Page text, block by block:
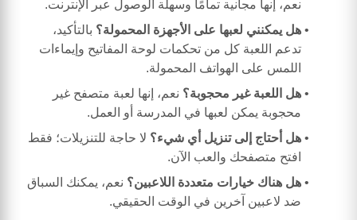
نعم، إنها مجانية تمامًا وسهلة الوصول عبر الإنترنت.
هل يمكنني لعبها على الأجهزة المحمولة؟ بالتأكيد،
تدعم اللعبة كل من تحكمات لوحة المفاتيح وإيماءات
اللمس على الهواتف المحمولة.
هل اللعبة غير محجوبة؟ نعم، إنها لعبة متصفح غير
محجوبة يمكن لعبها في المدرسة أو العمل.
هل أحتاج إلى تنزيل أي شيء؟ لا حاجة للتنزيلات؛ فقط
افتح متصفحك والعب الآن.
هل هناك خيارات متعددة اللاعبين؟ نعم، يمكنك السباق
ضد لاعبين آخرين في الوقت الحقيقي.